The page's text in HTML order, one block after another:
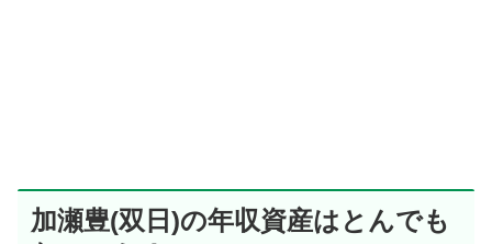
加瀬豊(双日)の年収資産はとんでも